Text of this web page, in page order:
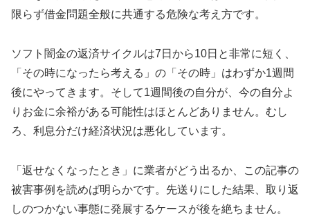
限らず借金問題全般に共通する危険な考え方です。
ソフト闇金の返済サイクルは7日から10日と非常に短く、
「その時になったら考える」の「その時」はわずか1週間
後にやってきます。そして1週間後の自分が、今の自分よ
りお金に余裕がある可能性はほとんどありません。むし
ろ、利息分だけ経済状況は悪化しています。
「返せなくなったとき」に業者がどう出るか、この記事の
被害事例を読めば明らかです。先送りにした結果、取り返
しのつかない事態に発展するケースが後を絶ちません。